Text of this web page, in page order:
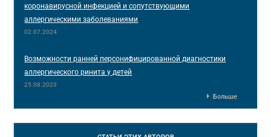
коронавирусной инфекцией и сопутствующими
аллергическими заболеваниями
02.07.2024
Возможности ранней персонифицированной диагностики
аллергического ринита у детей
25.08.2023
Больше